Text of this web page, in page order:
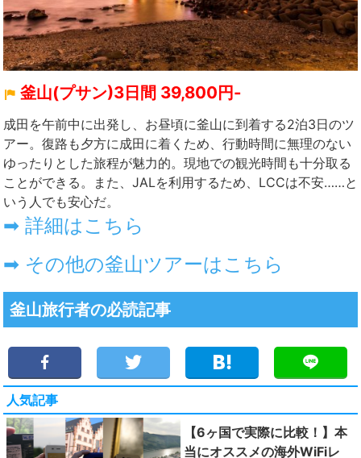
釜山(プサン)3日間 39,800円-
成田を午前中に出発し、お昼頃に釜山に到着する2泊3日のツ
アー。復路も夕方に成田に着くため、行動時間に無理のない
ゆったりとした旅程が魅力的。現地での観光時間も十分取る
ことができる。また、JALを利用するため、LCCは不安……と
いう人でも安心だ。
➡ 詳細はこちら
➡ その他の釜山ツアーはこちら
釜山旅行者の必読記事
人気記事
【6ヶ国で実際に比較！】本
当にオススメの海外WiFiレ